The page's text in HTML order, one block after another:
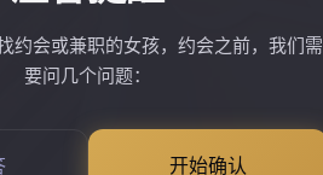
约会或兼职的女孩，约会之前，我们需
要问几个问题：
开始确认